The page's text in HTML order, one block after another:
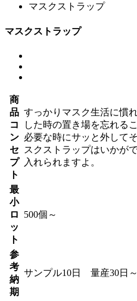
マスクストラップ
マスクストラップ
商
品
コ
ン
セ
プ
ト
すっかりマスク生活に慣
した時の置き場を忘れる
必要な時にサッと外して
スクストラップはいかが
入れられますよ。
最
小
ロ
ッ
ト
500個～
参
考
納
期
サンプル10日 量産30日～